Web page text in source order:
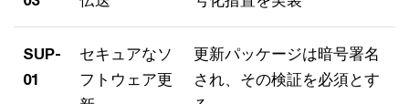
SUP-
01
セキュアなソ
フトウェア更
更新パッケージは暗号署名
され、その検証を必須とす